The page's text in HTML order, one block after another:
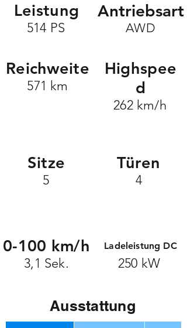
Leistung
514 PS
Antriebsart
AWD
Reichweite
571 km
Highspee
d
262 km/h
Sitze
5
Türen
4
0-100 km/h
3,1 Sek.
Ladeleistung DC
250 kW
Ausstattung